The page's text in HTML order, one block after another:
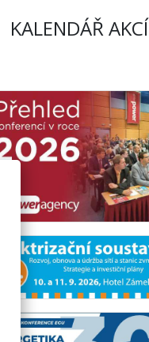
KALENDÁŘ AKCÍ